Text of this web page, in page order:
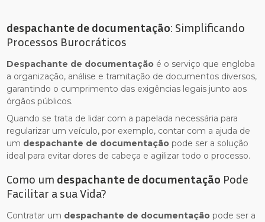
despachante de documentação: Simplificando
Processos Burocráticos
Despachante de documentação é o serviço que engloba
a organização, análise e tramitação de documentos diversos,
garantindo o cumprimento das exigências legais junto aos
órgãos públicos.
Quando se trata de lidar com a papelada necessária para
regularizar um veículo, por exemplo, contar com a ajuda de
um despachante de documentação pode ser a solução
ideal para evitar dores de cabeça e agilizar todo o processo.
Como um despachante de documentação Pode
Facilitar a sua Vida?
Contratar um despachante de documentação pode ser a